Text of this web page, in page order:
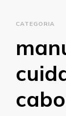
CATEGORIA